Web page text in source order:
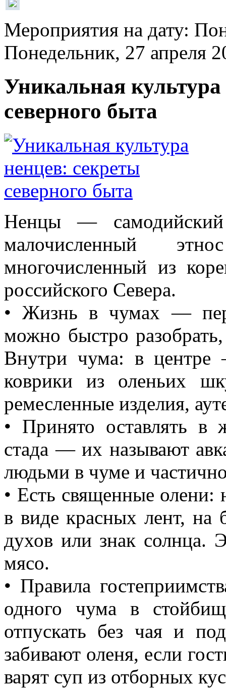
Мероприятия на дату:
Понедельник, 27 апреля
Уникальная
северного быта
Ненцы —
малочисленный
многочисленный из
российского Севера.
• Жизнь в чумах —
можно быстро
Внутри чума: в
коврики из оленьих
ремесленные изделия,
• Принято оставлять в
стада — их называют
людьми в чуме и
• Есть священные олени:
в виде красных лент, на
духов или знак солнца.
мясо.
• Правила
одного чума в
отпускать без чая и
забивают оленя, если
варят суп из отборных